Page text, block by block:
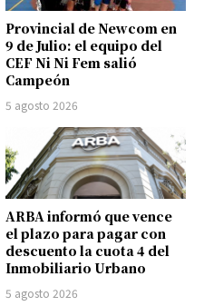
Provincial de Newcom en
9 de Julio: el equipo del
CEF Ni Ni Fem salió
Campeón
5 agosto 2026
ARBA informó que vence
el plazo para pagar con
descuento la cuota 4 del
Inmobiliario Urbano
5 agosto 2026